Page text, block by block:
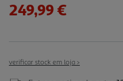
249,99 €
verificar stock em loja >